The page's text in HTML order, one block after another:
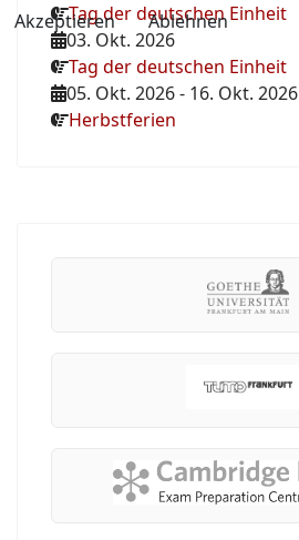
Tag der deutschen Einheit
03. Okt. 2026
Tag der deutschen Einheit
05. Okt. 2026- 16. Okt. 2026
Herbstferien
Akzeptieren
Ablehnen